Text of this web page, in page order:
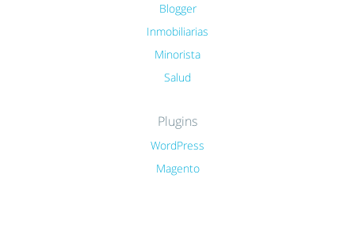
Blogger
Inmobiliarias
Minorista
Salud
Plugins
WordPress
Magento